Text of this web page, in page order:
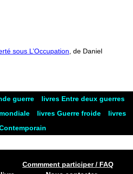
sous L’Occupation , de Daniel
guerre
livres Entre deux guerres
livres Guerre froide
livres
Commment participer / FAQ